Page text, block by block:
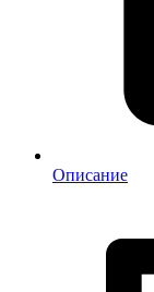
Описание